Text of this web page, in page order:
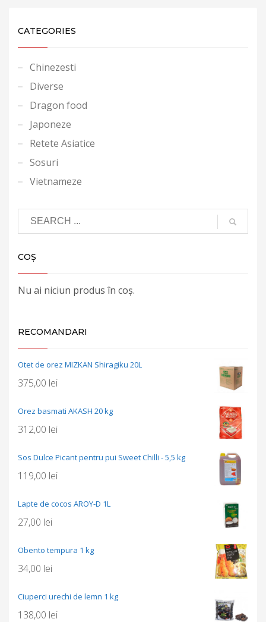
CATEGORIES
Chinezesti
Diverse
Dragon food
Japoneze
Retete Asiatice
Sosuri
Vietnameze
COȘ
Nu ai niciun produs în coș.
RECOMANDARI
Otet de orez MIZKAN Shiragiku 20L
375,00 lei
Orez basmati AKASH 20 kg
312,00 lei
Sos Dulce Picant pentru pui Sweet Chilli - 5,5 kg
119,00 lei
Lapte de cocos AROY-D 1L
27,00 lei
Obento tempura 1 kg
34,00 lei
Ciuperci urechi de lemn 1 kg
138,00 lei